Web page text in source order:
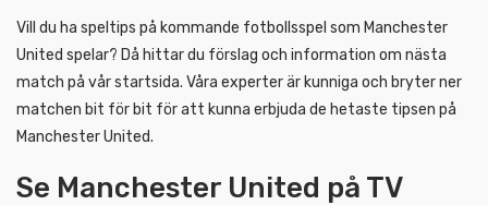
Vill du ha speltips på kommande fotbollsspel som Manchester
United spelar? Då hittar du förslag och information om nästa
match på vår startsida. Våra experter är kunniga och bryter ner
matchen bit för bit för att kunna erbjuda de hetaste tipsen på
Manchester United.
Se Manchester United på TV